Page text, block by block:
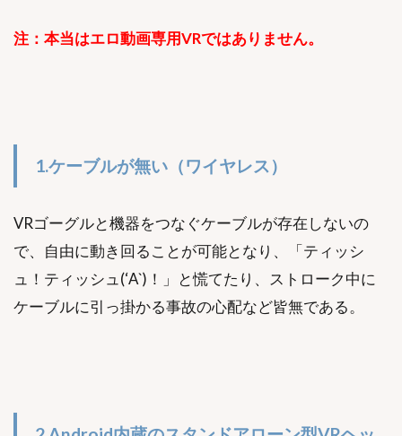
注：本当はエロ動画専用VRではありません。
1.ケーブルが無い（ワイヤレス）
VRゴーグルと機器をつなぐケーブルが存在しないの
で、自由に動き回ることが可能となり、「ティッシ
ュ！ティッシュ(‘A`)！」と慌てたり、ストローク中に
ケーブルに引っ掛かる事故の心配など皆無である。